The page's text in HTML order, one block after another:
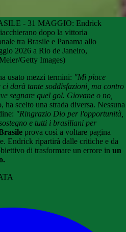
- 31 MAGGIO: Endrick
dopo la vittoria
tra Brasile e Panama allo
2026 a Rio de Janeiro,
Getty Images)
usato mezzi termini: "Mi piace
darà tante soddisfazioni, ma contro
segnare quel gol. Giovane o no,
ha scelto una strada diversa. Nessuna
"Ringrazio Dio per l'opportunità,
e tutti i brasiliani per
prova così a voltare pagina
Endrick ripartirà dalle critiche e da
di trasformare un errore in un